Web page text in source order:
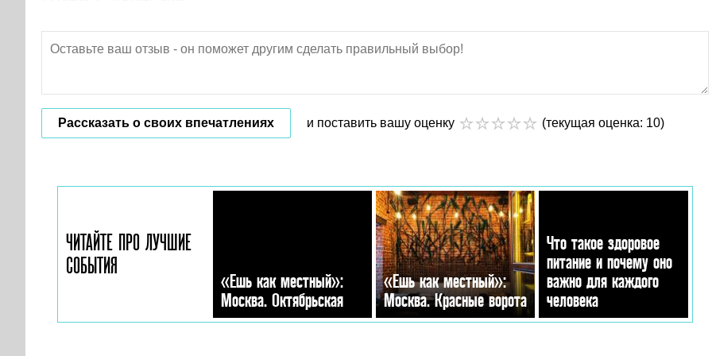
Рассказать о своих впечатлениях и поставить вашу оценку (текущая оценка: 10)
ЧИТАЙТЕ ПРО ЛУЧШИЕ
СОБЫТИЯ
«Ешь как местный»:
Москва. Октябрьская
«Ешь как местный»:
Москва. Красные ворота
Что такое здоровое
питание и почему оно
важно для каждого
человека